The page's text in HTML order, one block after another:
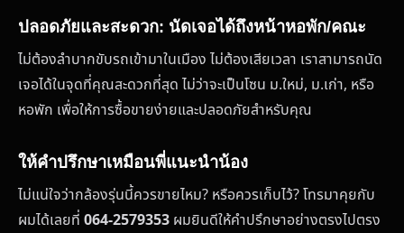
ปลอดภัยและสะดวก: นัดเจอได้ถึงหน้าหอพัก/คณะ
ไม่ต้องลำบากขับรถเข้ามาในเมือง ไม่ต้องเสียเวลา เราสามารถนัด
เจอได้ในจุดที่คุณสะดวกที่สุด ไม่ว่าจะเป็นโซน ม.ใหม่, ม.เก่า, หรือ
หอพัก เพื่อให้การซื้อขายง่ายและปลอดภัยสำหรับคุณ
ให้คำปรึกษาเหมือนพี่แนะนำน้อง
ไม่แน่ใจว่ากล้องรุ่นนี้ควรขายไหม? หรือควรเก็บไว้? โทรมาคุยกับ
ผมได้เลยที่ 064-2579353 ผมยินดีให้คำปรึกษาอย่างตรงไปตรง